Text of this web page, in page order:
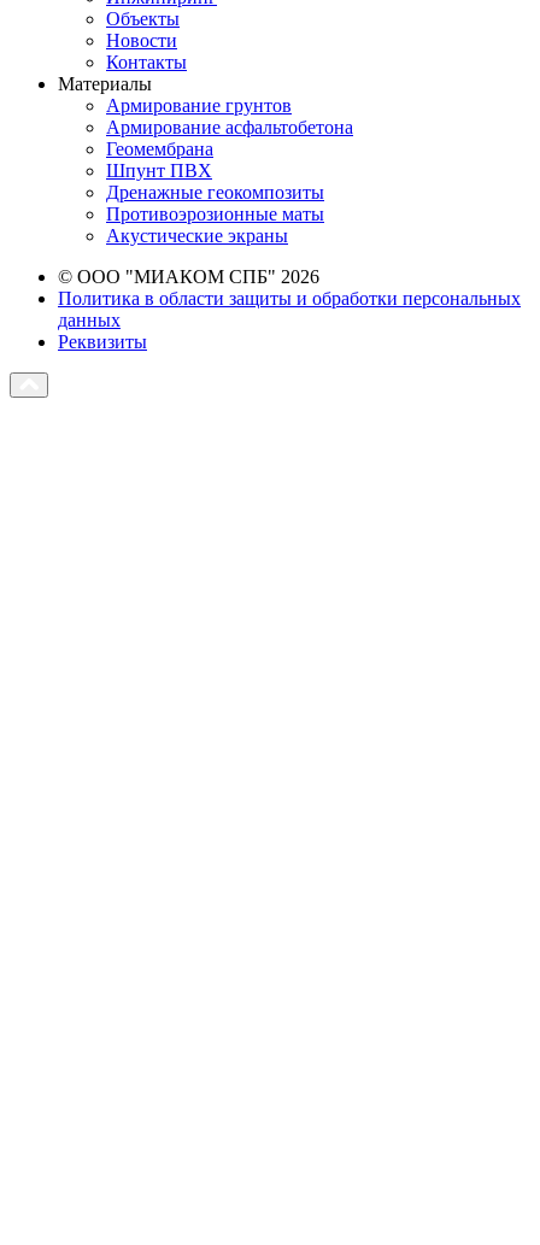
Объекты
Новости
Контакты
Материалы
Армирование грунтов
Армирование асфальтобетона
Геомембрана
Шпунт ПВХ
Дренажные геокомпозиты
Противоэрозионные маты
Акустические экраны
© ООО "МИАКОМ СПБ" 2026
Политика в области защиты и обработки персональных
данных
Реквизиты